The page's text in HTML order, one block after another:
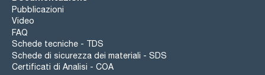
Pubblicazioni
Video
FAQ
Schede tecniche - TDS
Schede di sicurezza dei materiali - SDS
Certificati di Analisi - COA